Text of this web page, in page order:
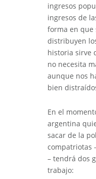
ingresos
ingresos de
forma en que
distribuyen
historia sirve
no necesita
aunque nos
bien
En el
argentina
sacar de la
compatriotas
– tendrá dos
trabajo: